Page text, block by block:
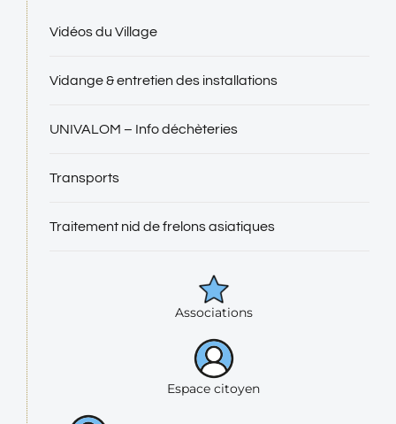
Vidéos du Village
Vidange & entretien des installations
UNIVALOM – Info déchèteries
Transports
Traitement nid de frelons asiatiques
Associations
Espace citoyen